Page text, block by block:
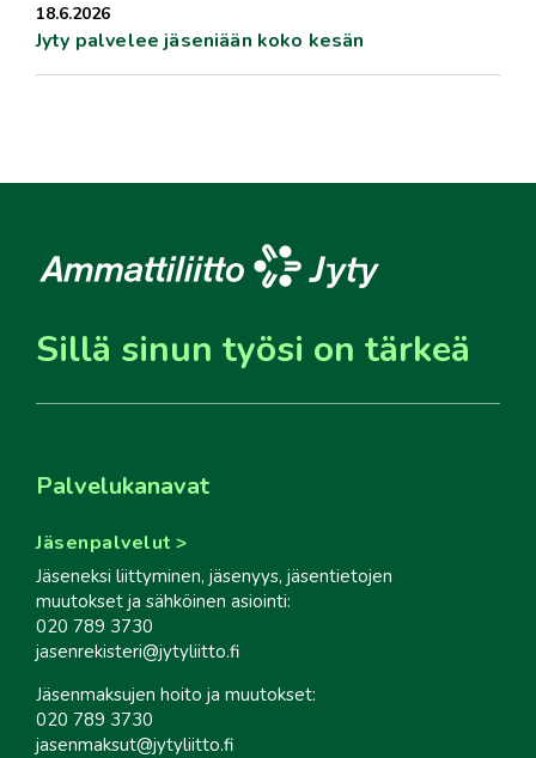
18.6.2026
Jyty palvelee jäseniään koko kesän
Sillä sinun työsi on tärkeä
Palvelukanavat
Jäsenpalvelut
Jäseneksi liittyminen, jäsenyys, jäsentietojen
muutokset ja sähköinen asiointi:
020 789 3730
jasenrekisteri@jytyliitto.fi
Jäsenmaksujen hoito ja muutokset:
020 789 3730
jasenmaksut@jytyliitto.fi